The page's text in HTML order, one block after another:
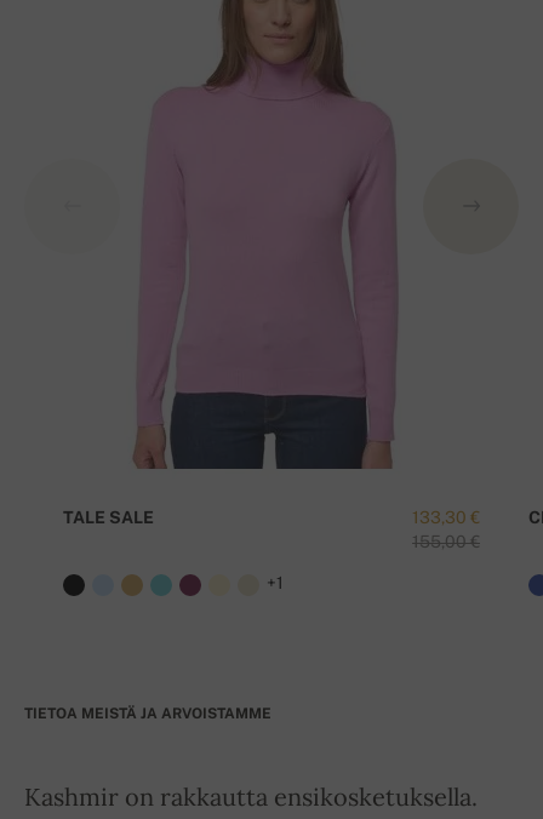
133,30 €
155,00 €
TALE SALE
+1
TIETOA MEISTÄ JA ARVOISTAMME
Kashmir on rakkautta ensikosketuksella.